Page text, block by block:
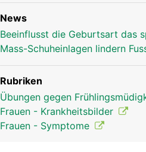
News
Beeinflusst die Geburtsart das
Mass-Schuheinlagen lindern
Rubriken
Übungen gegen
Frauen - Krankheitsbilder
Frauen - Symptome